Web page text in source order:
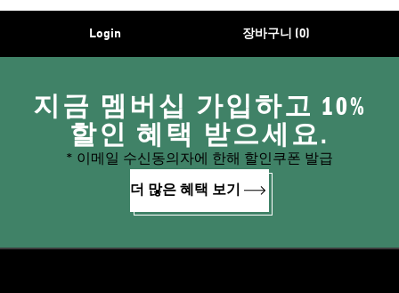
Login 장바구니 (0)
지금 멤버십 가입하고 10%
할인 혜택 받으세요.
* 이메일 수신동의자에 한해 할인쿠폰 발급
더 많은 혜택 보기